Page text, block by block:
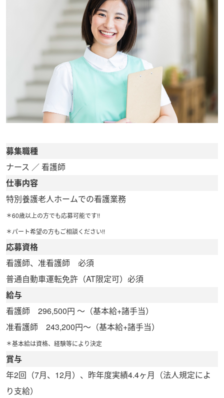
募集職種
ナース ／ 看護師
仕事内容
特別養護老人ホームでの看護業務
＊60歳以上の方でも応募可能です!!
＊パート希望の方もご相談ください!!
応募資格
看護師、准看護師 必須
普通自動車運転免許（AT限定可）必須
給与
看護師 296,500円 ～ （基本給+諸手当）
准看護師 243,200円～ （基本給+諸手当）
＊基本給は資格、経験等により決定
賞与
年2回（7月、12月）、昨年度実績4.4ヶ月（法人規定によ
り支給）